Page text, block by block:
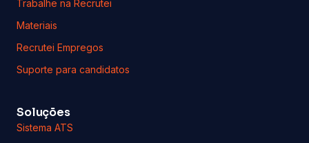
Trabalhe na Recrutei
Materiais
Recrutei Empregos
Suporte para candidatos
Soluções
Sistema ATS